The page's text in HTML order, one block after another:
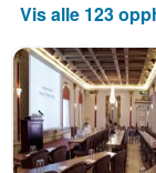
Vis alle 123